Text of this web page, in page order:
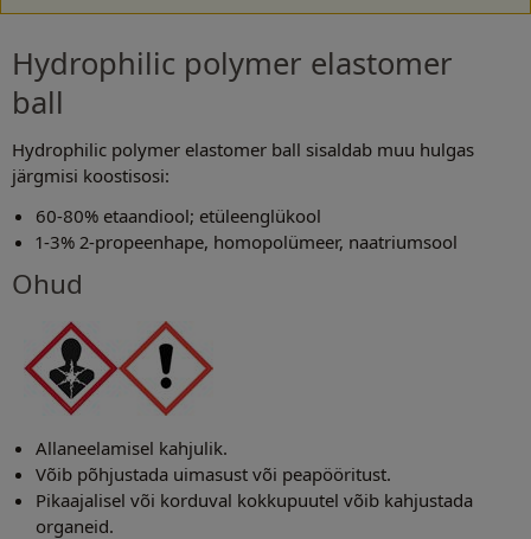
Hydrophilic polymer elastomer
ball
Hydrophilic polymer elastomer ball sisaldab muu hulgas
järgmisi koostisosi:
60-80% etaandiool; etüleenglükool
1-3% 2-propeenhape, homopolümeer, naatriumsool
Ohud
Allaneelamisel kahjulik.
Võib põhjustada uimasust või peapööritust.
Pikaajalisel või korduval kokkupuutel võib kahjustada
organeid.